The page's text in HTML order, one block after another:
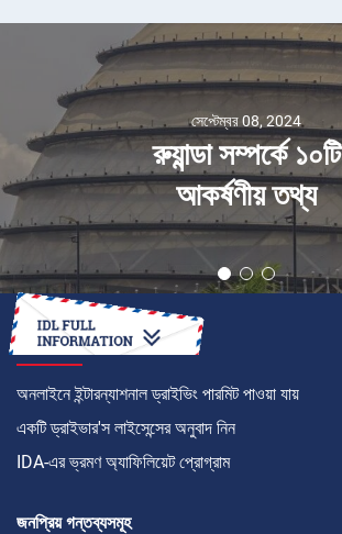
সেপ্টেম্বর 08, 2024
রুয়ান্ডা সম্পর্কে ১০টি
আকর্ষণীয় তথ্য
কীভাবে
অনলাইনে ইন্টারন্যাশনাল ড্রাইভিং পারমিট পাওয়া যায়
একটি ড্রাইভার'স লাইসেন্সের অনুবাদ নিন
IDA-এর ভ্রমণ অ্যাফিলিয়েট প্রোগ্রাম
জনপ্রিয় গন্তব্যসমূহ